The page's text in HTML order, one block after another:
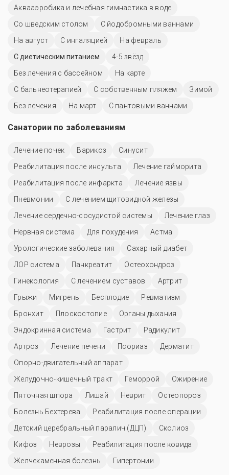
Аквааэробика и лечебная гимнастика в воде
Со шведским столом
С йодобромными ваннами
На август
С ингаляцией
На февраль
С диетическим питанием
4-5 звёзд
Без лечения с бассейном
На карте
С бальнеотерапией
С собственным пляжем
Зимой
Без лечения
На март С пантовыми ваннами
Санатории по заболеваниям
Лечение почек Варикоз
Синусит
Реабилитация после инсульта
Лечение гайморита
Реабилитация после инфаркта
Лечение язвы
Пневмонии
С лечением щитовидной железы
Лечение сердечно-сосудистой системы
Лечение глаз
Нервная система
Для похудения
Астма
Урологические заболевания
Сахарный диабет
ЛОР система
Панкреатит
Остеохондроз
Гинекология
С лечением суставов
Артрит
Грыжи
Мигрень Бесплодие
Ревматизм
Бронхит
Плоскостопие
Органы дыхания
Эндокринная система
Гастрит
Радикулит
Артроз
Лечение печени Псориаз
Дерматит
Опорно-двигательный аппарат
Желудочно-кишечный тракт
Геморрой
Ожирение
Пяточная шпора
Лишай Неврит
Остеопороз
Болезнь Бехтерева
Реабилитация после операции
Детский церебральный паралич (ДЦП)
Сколиоз
Кифоз
Неврозы
Реабилитация после ковида
Желчекаменная болезнь
Гипертонии